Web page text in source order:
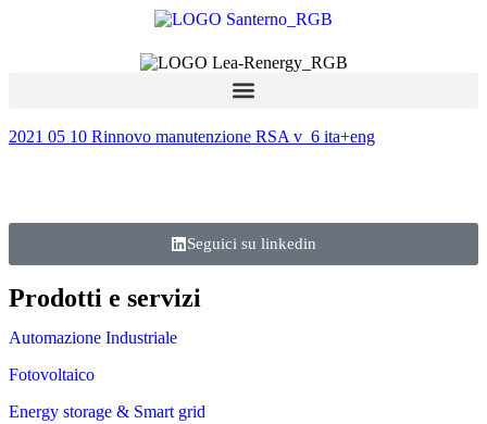
2021 05 10 Rinnovo manutenzione RSA v_6 ita+eng
Seguici su linkedin
Prodotti e servizi
Automazione Industriale
Fotovoltaico
Energy storage & Smart grid